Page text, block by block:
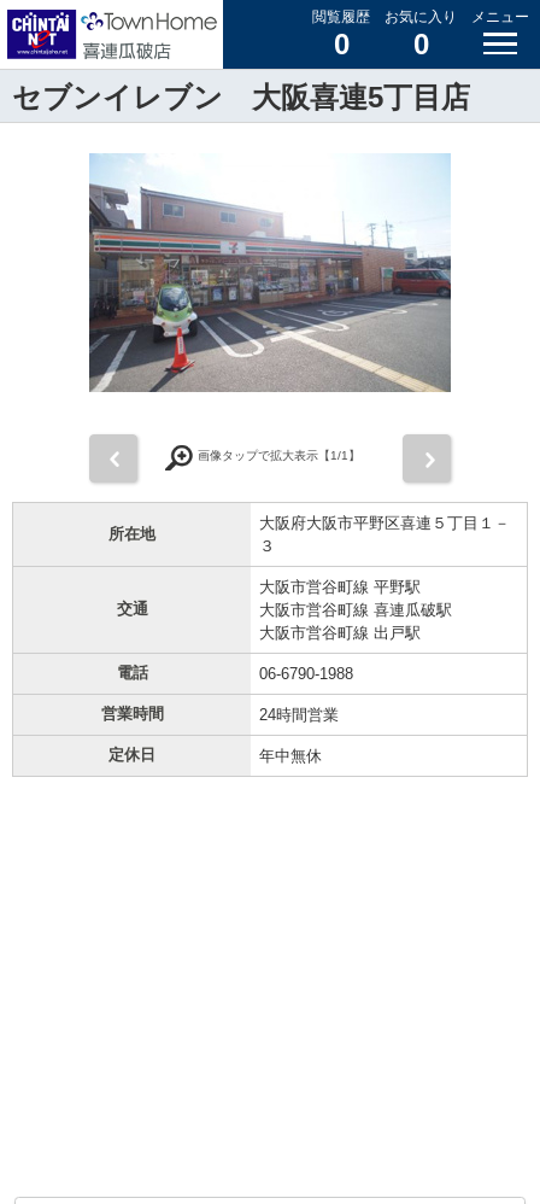
閲覧履歴
0
お気に入り
0
メニュー
セブンイレブン 大阪喜連5丁目店
画像タップで拡大表示【1/1】
所在地
大阪府大阪市平野区喜連５丁目１－
３
交通
大阪市営谷町線 平野駅
大阪市営谷町線 喜連瓜破駅
大阪市営谷町線 出戸駅
電話 06-6790-1988
営業時間 24時間営業
定休日 年中無休